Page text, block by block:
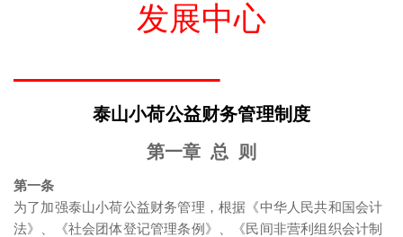
发展中心
泰山小荷公益财务管理制度
第一章 总 则
第一条
为了加强泰山小荷公益财务管理，根据《中华人民共和国会计
法》、《社会团体登记管理条例》、《民间非营利组织会计制